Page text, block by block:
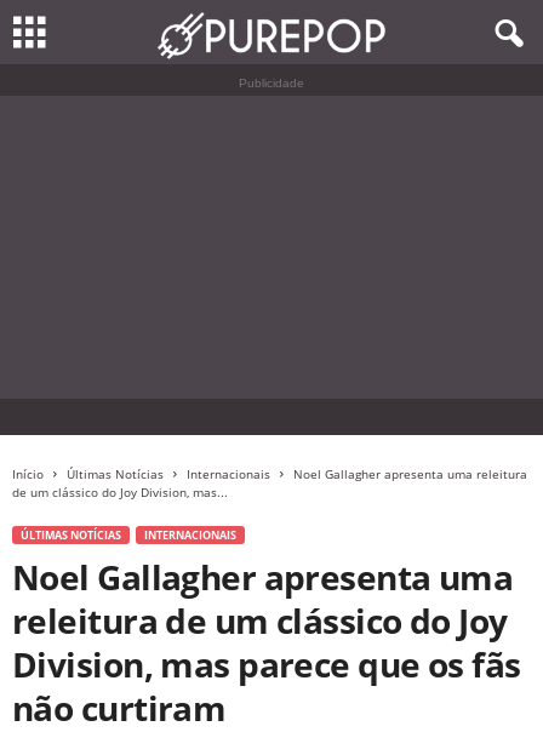
Publicidade
Início Últimas Notícias Internacionais
Noel Gallagher apresenta uma releitura
de um clássico do Joy Division, mas...
ÚLTIMAS NOTÍCIAS INTERNACIONAIS
Noel Gallagher apresenta uma
releitura de um clássico do Joy
Division, mas parece que os fãs
não curtiram